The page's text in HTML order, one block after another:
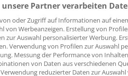
es damit eine Alternative zur
Stammzellen.Vier Jahre lang
Hodengewebe Vorläuferzellen
Stammzellen wurden
Partner verarbeiten
oder Zugriff auf Informationen auf
von Werbeanzeigen. Erstellung von
zur Auswahl personalisierter Werbung.
Verwendung von Profilen zur Auswahl
Messung der Performance von
von Daten aus verschiedenen
reduzierter Daten zur